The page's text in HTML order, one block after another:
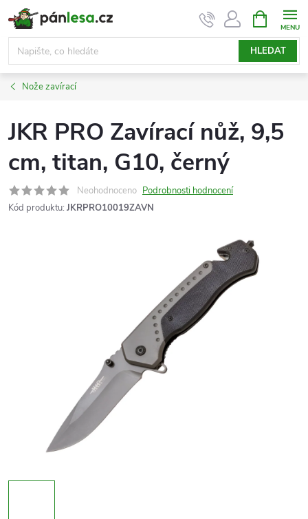
Přejít
na
obsah
HLEDAT
NÁKUPNÍ
KOŠÍK
Nože zavírací
JKR PRO Zavírací nůž, 9,5
cm, titan, G10, černý
Neohodnoceno Podrobnosti hodnocení
Kód produktu: JKRPRO10019ZAVN